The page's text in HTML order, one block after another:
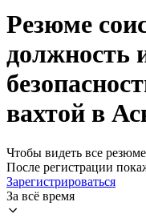
Резюме
должность
вахтой в
Чтобы видеть все
После регистрации
Зарегистрироваться
За всё время